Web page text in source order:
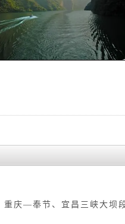
庆—奉节、宜昌三峡大坝